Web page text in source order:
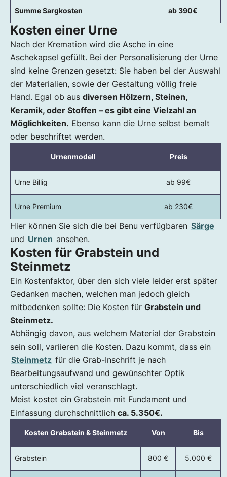
Summe Sargkosten ab 390€
Kosten einer Urne
Nach der Kremation wird die Asche in eine
Aschekapsel gefüllt. Bei der Personalisierung der Urne
sind keine Grenzen gesetzt: Sie haben bei der Auswahl
der Materialien, sowie der Gestaltung völlig freie
Hand. Egal ob aus diversen Hölzern, Steinen,
Keramik, oder Stoffen – es gibt eine Vielzahl an
Möglichkeiten. Ebenso kann die Urne selbst bemalt
oder beschriftet werden.
Urnenmodell Preis
Urne Billig ab 99€
Urne Premium ab 230€
Hier können Sie sich die bei Benu verfügbaren Särge
und Urnen ansehen.
Kosten für Grabstein und
Steinmetz
Ein Kostenfaktor, über den sich viele leider erst später
Gedanken machen, welchen man jedoch gleich
mitbedenken sollte: Die Kosten für Grabstein und
Steinmetz.
Abhängig davon, aus welchem Material der Grabstein
sein soll, variieren die Kosten. Dazu kommt, dass ein
Steinmetz für die Grab-Inschrift je nach
Bearbeitungsaufwand und gewünschter Optik
unterschiedlich viel veranschlagt.
Meist kostet ein Grabstein mit Fundament und
Einfassung durchschnittlich ca. 5.350€.
Kosten Grabstein & Steinmetz Von Bis
Grabstein 800 € 5.000 €